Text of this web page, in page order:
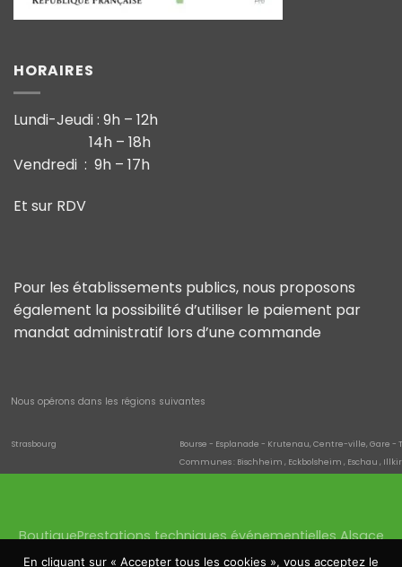
HORAIRES
Lundi-Jeudi : 9h – 12h
14h – 18h
Vendredi : 9h – 17h
Et sur RDV
Pour les établissements publics, nous proposons
également la possibilité d’utiliser le paiement par
mandat administratif lors d’une commande
Nous opérons dans les régions suivantes
Strasbourg
Bourse - Esplanade - Krutenau, Centre-ville, Gare -
Communes : Bischheim , Eckbolsheim , Eschau ,
Haguenau
Batzendorf , Biblisheim , Bischwiller , Bitschhoffen ,
BoutiquePrestations techniques événementielles Alsace
Location sonorisation HaguenauLocation éclairage
En cliquant sur « Accepter tous les cookies », vous acceptez le